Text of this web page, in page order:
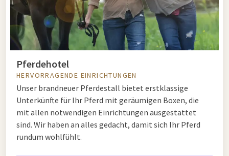
Pferdehotel
HERVORRAGENDE EINRICHTUNGEN
Unser brandneuer Pferdestall bietet erstklassige
Unterkünfte für Ihr Pferd mit geräumigen Boxen, die
mit allen notwendigen Einrichtungen ausgestattet
sind. Wir haben an alles gedacht, damit sich Ihr Pferd
rundum wohlfühlt.